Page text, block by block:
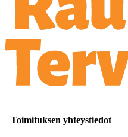
Toimituksen yhteystiedot